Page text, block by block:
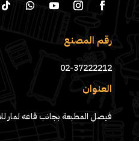
رقم المصنع
02-37222212
العنوان
فيصل المطبعة بجانب قاعه لمار